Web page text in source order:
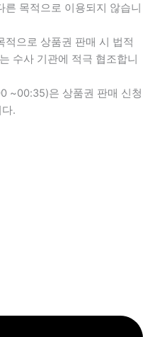
목적으로 이용되지 않습니
적으로 상품권 판매 시 법적
수사 기관에 적극 협조합니
~00:35)은 상품권 판매 신청
.